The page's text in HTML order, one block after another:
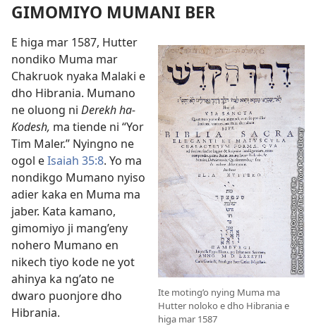
GIMOMIYO MUMANI BER
Ite moting’o nying Muma ma
Hutter noloko e dho Hibrania e
higa mar 1587
E higa mar 1587, Hutter
nondiko Muma mar
Chakruok nyaka Malaki e
dho Hibrania. Mumano
ne oluong ni Derekh ha-
Kodesh, ma tiende ni “Yor
Tim Maler.” Nyingno ne
ogol eIsaiah 35:8. Yo ma
nondikgo Mumano nyiso
adier kaka en Muma ma
jaber. Kata kamano,
gimomiyo ji mang’eny
nohero Mumano en
nikech tiyo kode ne yot
ahinya ka ng’ato ne
dwaro puonjore dho
Hibrania.